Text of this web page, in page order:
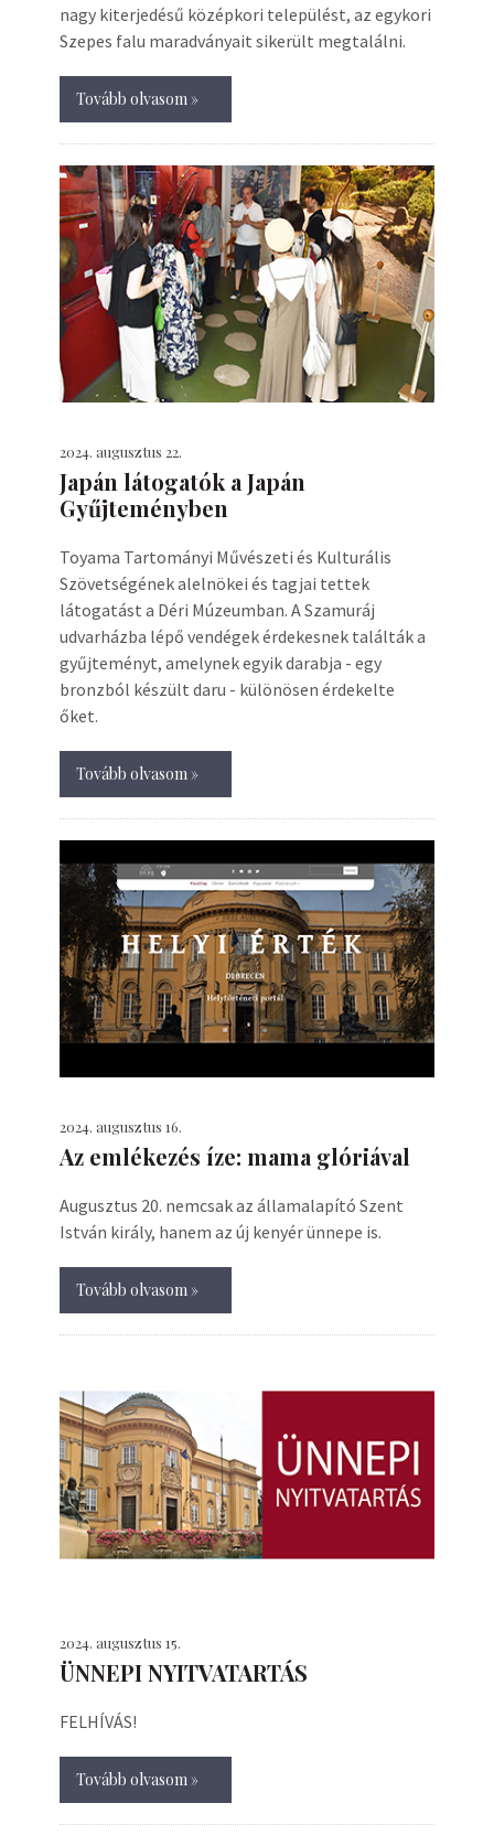
nagy kiterjedésű középkori települést, az egykori
Szepes falu maradványait sikerült megtalálni.
Tovább olvasom »
2024. augusztus 22.
Japán látogatók a Japán
Gyűjteményben
Toyama Tartományi Művészeti és Kulturális
Szövetségének alelnökei és tagjai tettek
látogatást a Déri Múzeumban. A Szamuráj
udvarházba lépő vendégek érdekesnek találták a
gyűjteményt, amelynek egyik darabja - egy
bronzból készült daru - különösen érdekelte
őket.
Tovább olvasom »
2024. augusztus 16.
Az emlékezés íze: mama glóriával
Augusztus 20. nemcsak az államalapító Szent
István király, hanem az új kenyér ünnepe is.
Tovább olvasom »
2024. augusztus 15.
ÜNNEPI NYITVATARTÁS
FELHÍVÁS!
Tovább olvasom »